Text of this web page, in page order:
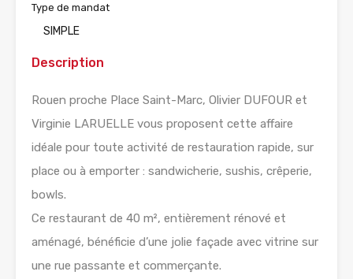
Type de mandat
SIMPLE
Description
Rouen proche Place Saint-Marc, Olivier DUFOUR et
Virginie LARUELLE vous proposent cette affaire
idéale pour toute activité de restauration rapide, sur
place ou à emporter : sandwicherie, sushis, crêperie,
bowls.
Ce restaurant de 40 m², entièrement rénové et
aménagé, bénéficie d’une jolie façade avec vitrine sur
une rue passante et commerçante.